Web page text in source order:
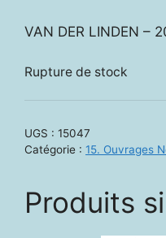
VAN DER LINDEN –
Rupture de stock
UGS : 15047
Catégorie : 15. Ouvrages
Produits